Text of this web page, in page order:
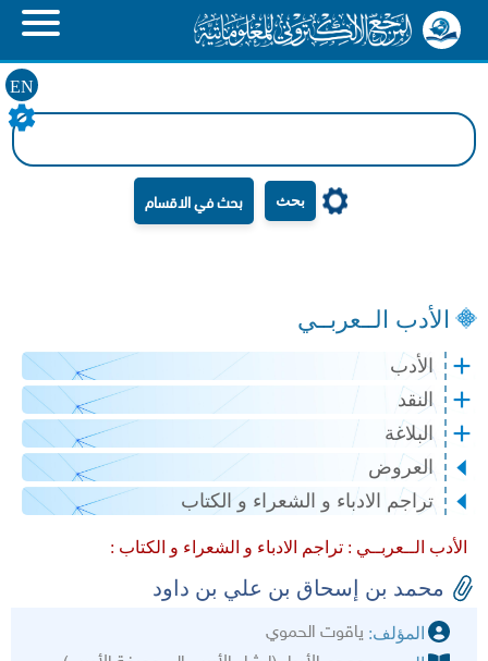
EN
بحث
الأدب الــعربــي
الأدب
النقد
البلاغة
العروض
تراجم الادباء و الشعراء و الكتاب
الأدب الــعربــي : تراجم الادباء و الشعراء و الكتاب :
محمد بن إسحاق بن علي بن داود
المؤلف: ياقوت الحموي